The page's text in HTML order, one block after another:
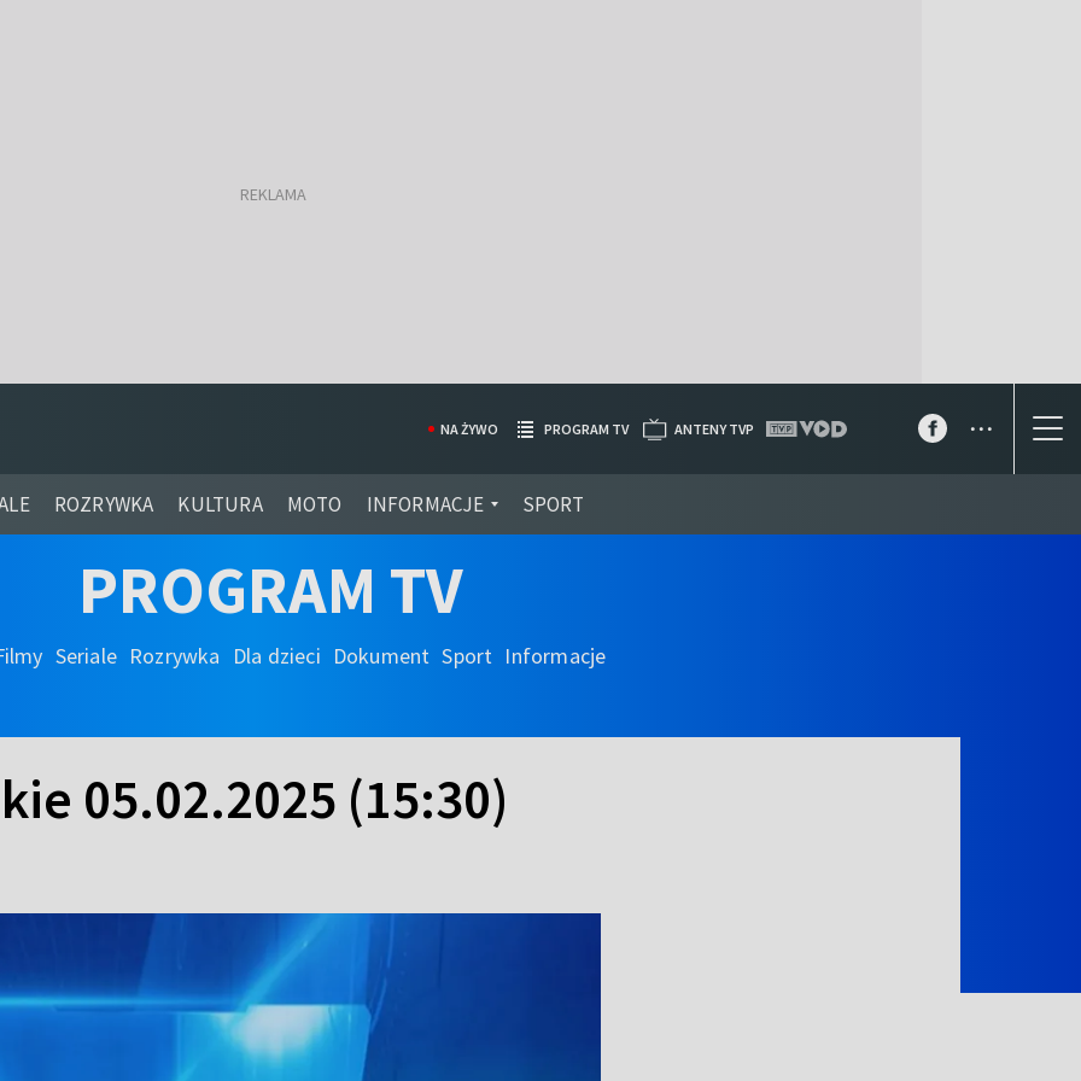
ROZRYWKA KULTURA MOTO INFORMACJE SPORT
NA ŻYWO PROGRAM TV ANTENY TVP ...
PROGRAM TV
Seriale Rozrywka Dla dzieci Dokument Sport Informacje
05.02.2025 (15:30)